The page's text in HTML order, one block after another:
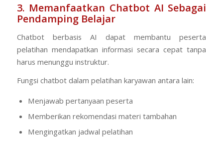
3. Memanfaatkan Chatbot AI Sebagai
Pendamping Belajar
Chatbot berbasis AI dapat membantu peserta
pelatihan mendapatkan informasi secara cepat tanpa
harus menunggu instruktur.
Fungsi chatbot dalam pelatihan karyawan antara lain:
Menjawab pertanyaan peserta
Memberikan rekomendasi materi tambahan
Mengingatkan jadwal pelatihan